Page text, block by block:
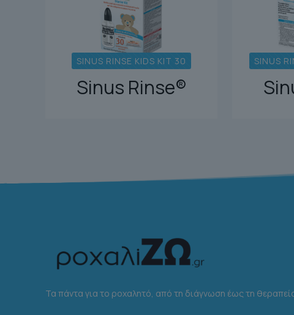
SINUS RINSE KIDS KIT 30
Sinus Rinse®
SINUS
Τα πάντα για το ροχαλητό, από τη διάγνωση έως τη